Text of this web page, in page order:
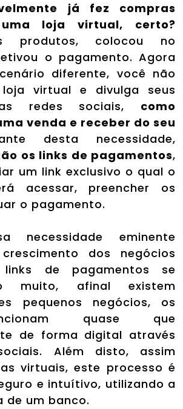
já fez compras
loja virtual, certo?
produtos, colocou no
o pagamento. Agora
diferente, você não
virtual e divulga seus
redes sociais, como
venda e receber do seu
desta necessidade,
os links de pagamentos,
um link exclusivo o qual o
acessar, preencher os
o pagamento.
necessidade eminente
dos negócios
de pagamentos se
muito, afinal existem
pequenos negócios, os
quase que
de forma digital através
Além disto, assim
virtuais, este processo é
e intuítivo, utilizando a
de um banco.